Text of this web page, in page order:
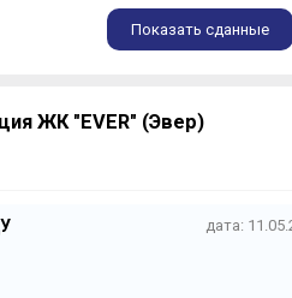
Показать сданные
ЖК "EVER" (Эвер)
дата: